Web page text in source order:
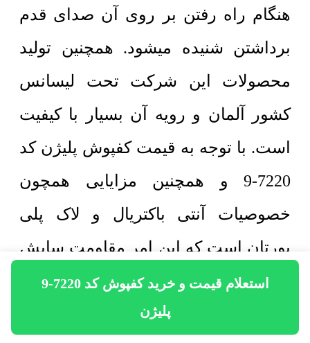
استعلام قیمت و خرید کفپوش کد 7220-9
پلیژن
هنگام راه رفتن بر روی آن صدای قدم
برداشتن شنیده میشود. همچنین تولید
محصولات این شرکت تحت لیسانس
کشور آلمان و رویه آن بسیار با کیفیت
است. با توجه به قیمت کفپوش پلیژن کد
7220-9 و همچنین مزایایی همچون
خصوصیات آنتی باکتریال و لاک پلی
یورتان است که این امر مقاومت سایش
سطح کفپوش را در مقابل تردد به شدت